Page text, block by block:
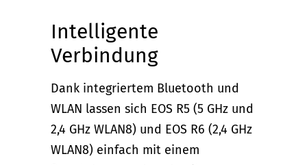
Intelligente
Verbindung
Dank integriertem Bluetooth und
WLAN lassen sich EOS R5 (5 GHz und
2,4 GHz WLAN8) und EOS R6 (2,4 GHz
WLAN8) einfach mit einem